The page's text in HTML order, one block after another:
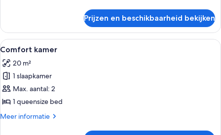
kamer
(Queen
Upper
Prijzen en beschikbaarheid bekijken
Alle
foto's
voor
Comfort
kamer
laden
Een hotelkamer met een groot bed,
5
Comfort kamer
20 m²
1 slaapkamer
Max. aantal: 2
1 queensize bed
Meer informatie
Meer